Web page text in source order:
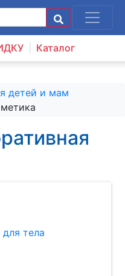
Каталог
детей и мам